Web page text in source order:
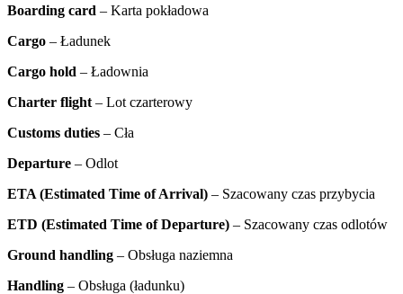
Boarding card – Karta pokładowa
Cargo – Ładunek
Cargo hold – Ładownia
Charter flight – Lot czarterowy
Customs duties – Cła
Departure – Odlot
ETA (Estimated Time of Arrival) – Szacowany czas przybycia
ETD (Estimated Time of Departure) – Szacowany czas odlotów
Ground handling – Obsługa naziemna
Handling – Obsługa (ładunku)